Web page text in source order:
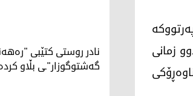
زمانی
نادر روستی کتێبی
گەشتوگوزار"ـی بڵاو